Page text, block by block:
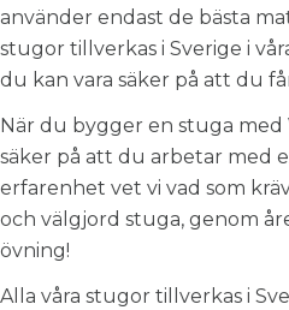
använder endast de bästa
stugor tillverkas i Sverige i
du kan vara säker på att du
När du bygger en stuga
säker på att du arbetar med
erfarenhet vet vi vad som
och välgjord stuga, genom
övning!
Alla våra stugor tillverkas i